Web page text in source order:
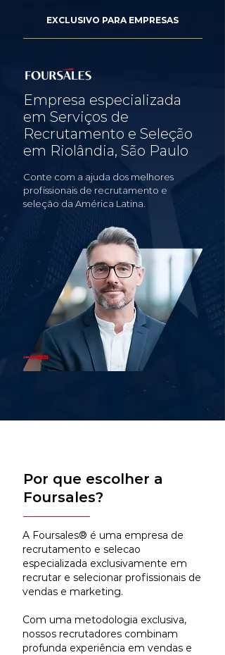
EXCLUSIVO PARA EMPRESAS
Empresa especializada
em Serviços de
Recrutamento e Seleção
em Riolândia, São Paulo
Conte com a ajuda dos melhores
profissionais de recrutamento e
seleção da América Latina.
Por que escolher a
Foursales?
A Foursales® é uma empresa de
recrutamento e selecao
especializada exclusivamente em
recrutar e selecionar profissionais de
vendas e marketing.
Com uma metodologia exclusiva,
nossos recrutadores combinam
profunda experiência em vendas e